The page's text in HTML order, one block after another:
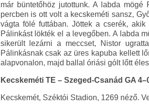
már büntetőhöz jutottunk. A labda
percben is ott volt a kecskeméti sansz,
vágta fölé futtában. Jöttek a cserék,
Pálinkást lökték el a levegőben. A labda
sikerült lezárni a meccset, Nistor
Pálinkásnak csak az üres kapuba kellett
alapvonalon, majd ballal óriási gólt lőtt
Kecskeméti TE – Szeged-Csanád GA
Kecskemét, Széktói Stadion, 1269 néző.